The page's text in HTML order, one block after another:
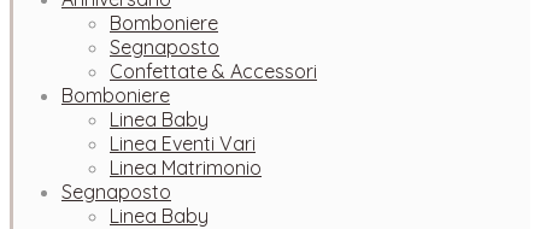
Bomboniere
Segnaposto
Confettate & Accessori
Bomboniere
Linea Baby
Linea Eventi Vari
Linea Matrimonio
Segnaposto
Linea Baby